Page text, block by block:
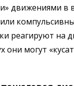
движениями в
реагируют на
могут